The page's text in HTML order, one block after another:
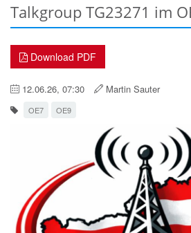
Talkgroup TG23271 im
Download PDF
12.06.26, 07:30 Martin Sauter
OE7 OE9